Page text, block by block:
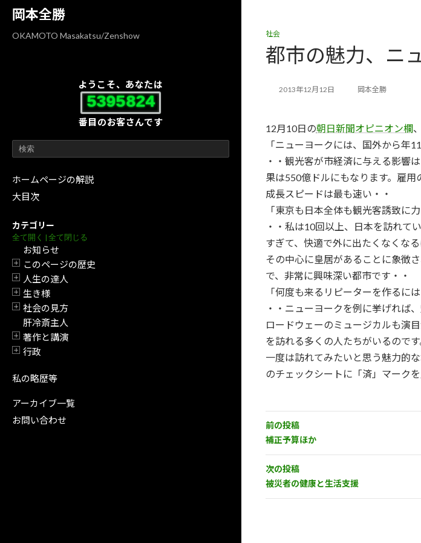
岡本全勝
OKAMOTO Masakatsu/Zenshow
ようこそ、あなたは
5395824
番目のお客さんです
ホームページの解説
大目次
カテゴリー
全て開く | 全て閉じる
お知らせ
開閉
このページの歴史
開閉
人生の達人
開閉
生き様
開閉
社会の見方
肝冷斎主人
開閉
著作と講演
開閉
行政
私の略歴等
アーカイブ一覧
お問い合わせ
社会
都市の魅力、ニ
2013年12月12日 岡本全勝
12月10日の朝日新聞オピニオン欄
「ニューヨークには、国外から年
・・観光客が市経済に与える影響
果は550億ドルにもなります。雇
成長スピードは最も速い・・
「東京も日本全体も観光客誘致に
・・私は10回以上、日本を訪れて
すぎて、快適で外に出たくなくな
その中心に皇居があることに象徴
で、非常に興味深い都市です・・
「何度も来るリピーターを作るに
・・ニューヨークを例に挙げれば
ロードウェーのミュージカルも演
を訪れる多くの人たちがいるのです
一度は訪れてみたいと思う魅力的
のチェックシートに「済」マーク
前の投稿
補正予算ほか
次の投稿
被災者の健康と生活支援